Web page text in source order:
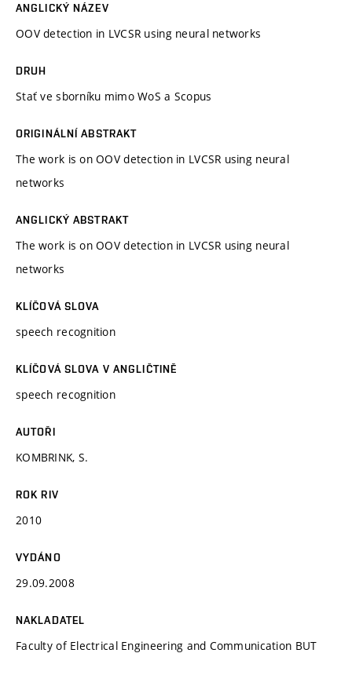
ANGLICKÝ NÁZEV
OOV detection in LVCSR using neural networks
DRUH
Stať ve sborníku mimo WoS a Scopus
ORIGINÁLNÍ ABSTRAKT
The work is on OOV detection in LVCSR using neural
networks
ANGLICKÝ ABSTRAKT
The work is on OOV detection in LVCSR using neural
networks
KLÍČOVÁ SLOVA
speech recognition
KLÍČOVÁ SLOVA V ANGLIČTINĚ
speech recognition
AUTOŘI
KOMBRINK, S.
ROK RIV
2010
VYDÁNO
29.09.2008
NAKLADATEL
Faculty of Electrical Engineering and Communication BUT